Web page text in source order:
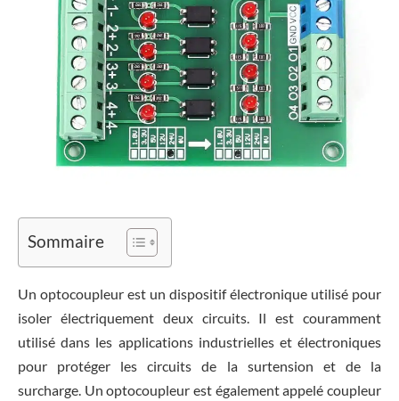
Sommaire
Un optocoupleur est un dispositif électronique utilisé pour
isoler électriquement deux circuits. Il est couramment
utilisé dans les applications industrielles et électroniques
pour protéger les circuits de la surtension et de la
surcharge. Un optocoupleur est également appelé coupleur